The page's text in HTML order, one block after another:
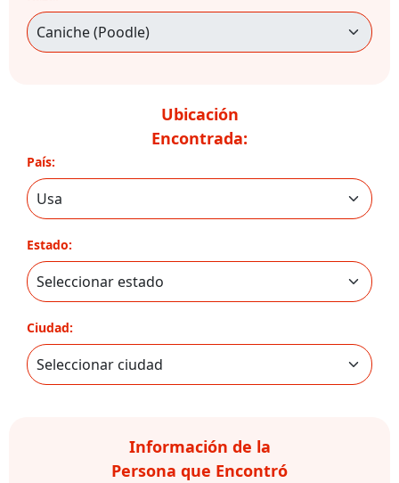
Ubicación
Encontrada:
País:
Estado:
Ciudad:
Información de la
Persona que Encontró